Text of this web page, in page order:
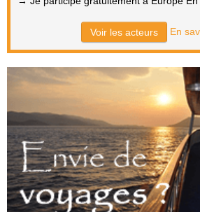
Voir les acteurs En